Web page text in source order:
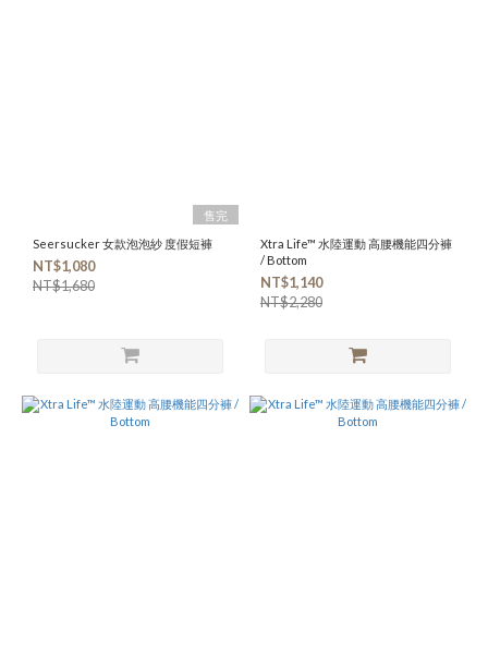
售完
Seersucker 女款泡泡紗 度假短褲
NT$1,080
NT$1,680
Xtra Life™ 水陸運動 高腰機能四分褲
/ Bottom
NT$1,140
NT$2,280